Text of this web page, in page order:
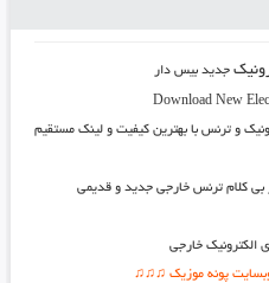
جدید بیس دار
Download New
و ترنس با بهترین کیفیت و لینک مستقیم
خارجی
پونه موزیک ♫♫♫